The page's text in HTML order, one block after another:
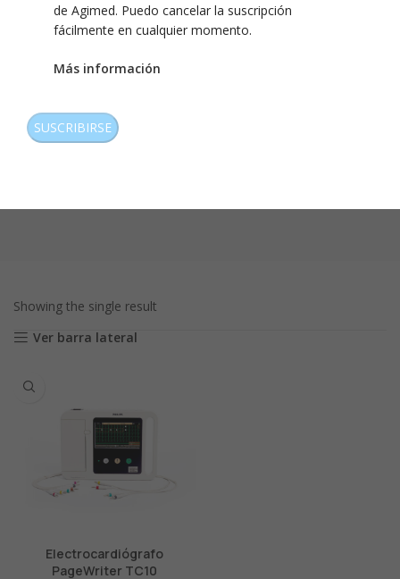
Guía visual simplificada
Operación 1-2-3 en la que cada botón se enciende en
secuencia, reduciendo los tiempos para la toma del ECG.
Showing the single result
Ver barra lateral
Electrocardiógrafo
PageWriter TC10
de Agimed. Puedo cancelar la suscripción
fácilmente en cualquier momento.
Más información